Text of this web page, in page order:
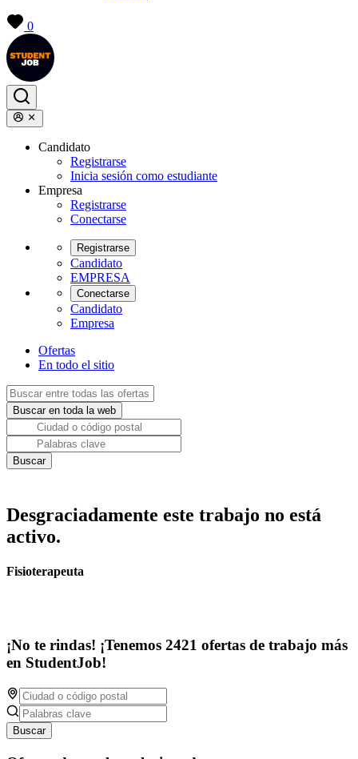
0
Candidato
Registrarse
Inicia sesión como estudiante
Empresa
Registrarse
Conectarse
Registrarse
Candidato
EMPRESA
Conectarse
Candidato
Empresa
Ofertas
En todo el sitio
Desgraciadamente este trabajo no está
activo.
Fisioterapeuta
¡No te rindas! ¡Tenemos 2421 ofertas de trabajo más
en StudentJob!
Buscar